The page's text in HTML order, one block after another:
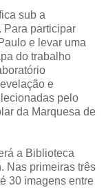
sub a
Para participar
e levar uma
do trabalho
e
pelo
da Marquesa de
a Biblioteca
Nas primeiras três
30 imagens entre